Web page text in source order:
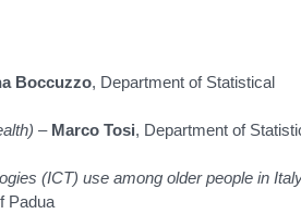
Boccuzzo, Department of Statistical
– Marco Tosi, Department of
(ICT) use among older people in
Padua